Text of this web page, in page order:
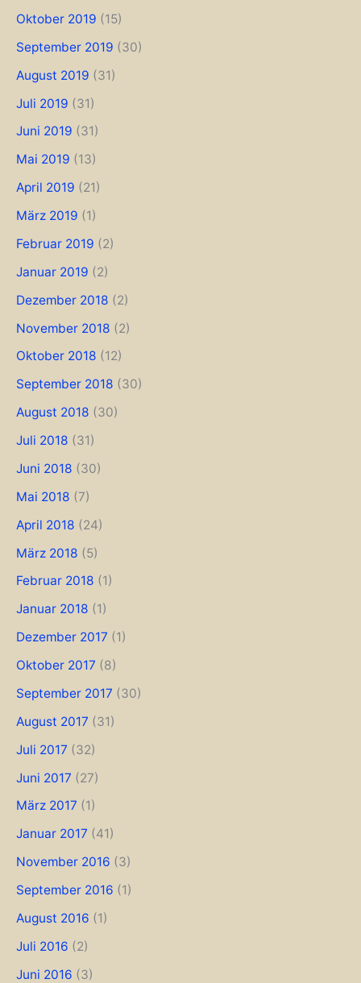
Oktober 2019 (15)
September 2019 (30)
August 2019 (31)
Juli 2019 (31)
Juni 2019 (31)
Mai 2019 (13)
April 2019 (21)
März 2019 (1)
Februar 2019 (2)
Januar 2019 (2)
Dezember 2018 (2)
November 2018 (2)
Oktober 2018 (12)
September 2018 (30)
August 2018 (30)
Juli 2018 (31)
Juni 2018 (30)
Mai 2018 (7)
April 2018 (24)
März 2018 (5)
Februar 2018 (1)
Januar 2018 (1)
Dezember 2017 (1)
Oktober 2017 (8)
September 2017 (30)
August 2017 (31)
Juli 2017 (32)
Juni 2017 (27)
März 2017 (1)
Januar 2017 (41)
November 2016 (3)
September 2016 (1)
August 2016 (1)
Juli 2016 (2)
Juni 2016 (3)